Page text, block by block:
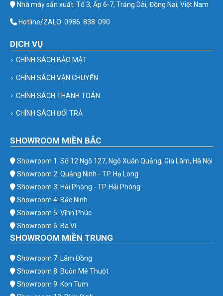
Nhà máy sản xuất: Tổ 3, Ấp 6-7, Trảng Dài, Đồng Nai, Việt Nam
Hotline/ZALO: 0986. 838. 090
DỊCH VỤ
CHÍNH SÁCH BẢO MẬT
CHÍNH SÁCH VẬN CHUYỂN
CHÍNH SÁCH THANH TOÁN
CHÍNH SÁCH ĐỔI TRẢ
SHOWROOM MIỀN BẮC
Showroom 1: Số 12 Ngõ 127, Ngô Xuân Quảng, Gia Lâm, Hà Nội
Showroom 2: Quảng Ninh - TP. Hạ Long
Showroom 3: Hải Phòng - TP. Hải Phòng
Showroom 4: Bắc Ninh
Showroom 5: Vĩnh Phúc
Showroom 6: Ba Vì
SHOWROOM MIỀN TRUNG
Showroom 7: Lâm Đồng
Showroom 8: Buôn Mê Thuột
Showroom 9: Kon Tum